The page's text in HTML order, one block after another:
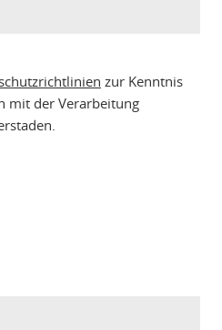
zur Kenntnis
mit der Verarbeitung